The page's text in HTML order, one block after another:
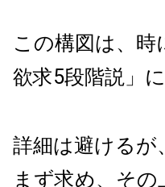
この構図は、
欲求5段階説」に
詳細は避けるが
まず求め、そ